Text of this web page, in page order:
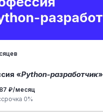
«Python-разработчик»
₽/месяц
0%